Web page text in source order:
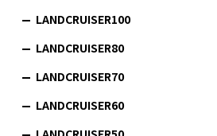
LANDCRUISER100
LANDCRUISER80
LANDCRUISER70
LANDCRUISER60